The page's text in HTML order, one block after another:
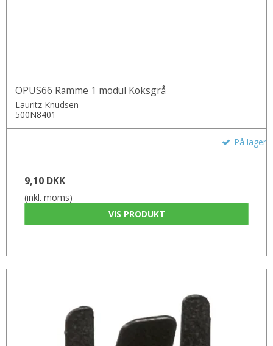
OPUS66 Ramme 1 modul Koksgrå
Lauritz Knudsen
500N8401
På lager
9,10 DKK
(inkl. moms)
VIS PRODUKT